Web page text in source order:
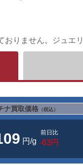
りません。ジュエ
ナ買取価格（税込）
円/g
前日比
-63円